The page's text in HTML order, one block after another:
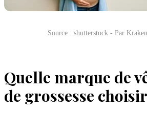
Source : shutterstock - Par
Quelle marque de
de grossesse